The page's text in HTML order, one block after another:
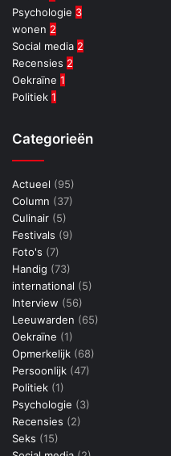
Psychologie 3
wonen 2
Social media 2
Recensies 2
Oekraïne 1
Politiek 1
Categorieën
Actueel (95)
Column (37)
Culinair (5)
Festivals (9)
Foto's (7)
Handig (73)
international (5)
Interview (56)
Leeuwarden (65)
Oekraïne (1)
Opmerkelijk (68)
Persoonlijk (47)
Politiek (1)
Psychologie (3)
Recensies (2)
Seks (15)